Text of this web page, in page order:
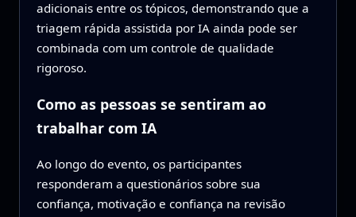
adicionais entre os tópicos, demonstrando que a
triagem rápida assistida por IA ainda pode ser
combinada com um controle de qualidade
rigoroso.
Como as pessoas se sentiram ao
trabalhar com IA
Ao longo do evento, os participantes
responderam a questionários sobre sua
confiança, motivação e confiança na revisão